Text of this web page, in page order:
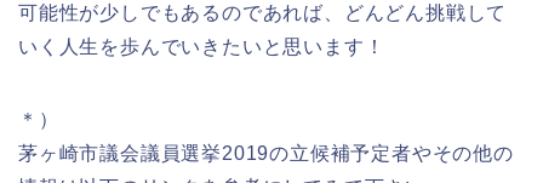
可能性が少しでもあるのであれば、どんどん挑戦して
いく人生を歩んでいきたいと思います！
＊）
茅ヶ崎市議会議員選挙2019の立候補予定者やその他の